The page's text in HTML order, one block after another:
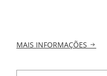
MAIS INFORMAÇÕES